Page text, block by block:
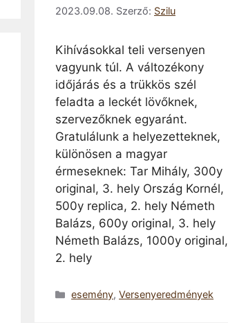
2023.09.08. Szerző: Szilu
Kihívásokkal teli versenyen
vagyunk túl. A változékony
időjárás és a trükkös szél
feladta a leckét lövőknek,
szervezőknek egyaránt.
Gratulálunk a helyezetteknek,
különösen a magyar
érmeseknek: Tar Mihály, 300y
original, 3. hely Ország Kornél,
500y replica, 2. hely Németh
Balázs, 600y original, 3. hely
Németh Balázs, 1000y original,
2. hely
Kategória
esemény,Versenyeredmények